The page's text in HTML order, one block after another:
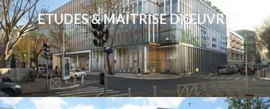
ETUDES & MAÎTRISE D’ŒUVRE